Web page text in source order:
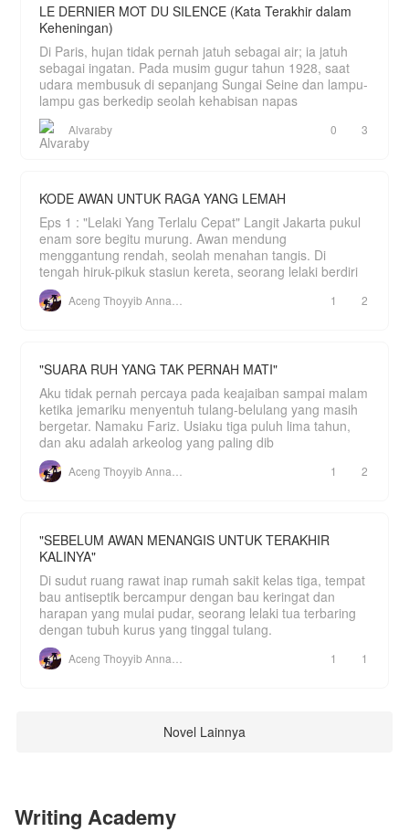
LE DERNIER MOT DU SILENCE (Kata Terakhir dalam
Keheningan)
Di Paris, hujan tidak pernah jatuh sebagai air; ia jatuh
sebagai ingatan. Pada musim gugur tahun 1928, saat
udara membusuk di sepanjang Sungai Seine dan lampu-
lampu gas berkedip seolah kehabisan napas
Alvaraby 0 3
KODE AWAN UNTUK RAGA YANG LEMAH
Eps 1 : "Lelaki Yang Terlalu Cepat" Langit Jakarta pukul
enam sore begitu murung. Awan mendung
menggantung rendah, seolah menahan tangis. Di
tengah hiruk-pikuk stasiun kereta, seorang lelaki berdiri
1 2
"SUARA RUH YANG TAK PERNAH MATI"
Aku tidak pernah percaya pada keajaiban sampai malam
ketika jemariku menyentuh tulang-belulang yang masih
bergetar. Namaku Fariz. Usiaku tiga puluh lima tahun,
dan aku adalah arkeolog yang paling dib
1 2
"SEBELUM AWAN MENANGIS UNTUK TERAKHIR
KALINYA"
Di sudut ruang rawat inap rumah sakit kelas tiga, tempat
bau antiseptik bercampur dengan bau keringat dan
harapan yang mulai pudar, seorang lelaki tua terbaring
dengan tubuh kurus yang tinggal tulang.
1 1
Novel Lainnya
Writing Academy